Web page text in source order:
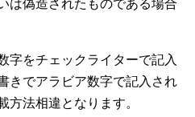
は偽造されたものである場合
字をチェックライターで記入
きでアラビア数字で記入され
方法相違となります。